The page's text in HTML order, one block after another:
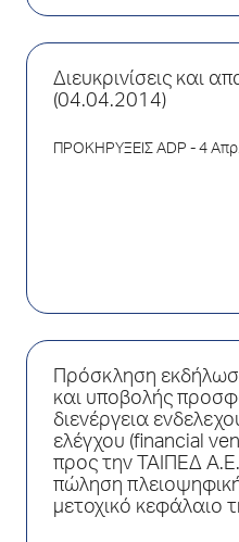
Διευκρινίσεις και
(04.04.2014)
ΠΡΟΚΗΡΥΞΕΙΣ ADP - 4
Πρόσκληση
και υποβολής
διενέργεια
ελέγχου (financial
προς την ΤΑΙΠΕΔ
πώληση
μετοχικό κεφάλαιο